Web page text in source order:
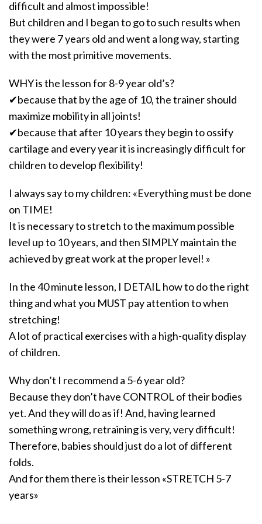
difficult and almost impossible!
But children and I began to go to such results when
they were 7 years old and went a long way, starting
with the most primitive movements.
WHY is the lesson for 8-9 year old’s?
✔because that by the age of 10, the trainer should
maximize mobility in all joints!
✔because that after 10 years they begin to ossify
cartilage and every year it is increasingly difficult for
children to develop flexibility!
I always say to my children: «Everything must be done
on TIME!
It is necessary to stretch to the maximum possible
level up to 10 years, and then SIMPLY maintain the
achieved by great work at the proper level! »
In the 40 minute lesson, I DETAIL how to do the right
thing and what you MUST pay attention to when
stretching!
A lot of practical exercises with a high-quality display
of children.
Why don’t I recommend a 5-6 year old?
Because they don’t have CONTROL of their bodies
yet. And they will do as if! And, having learned
something wrong, retraining is very, very difficult!
Therefore, babies should just do a lot of different
folds.
And for them there is their lesson «STRETCH 5-7
years»